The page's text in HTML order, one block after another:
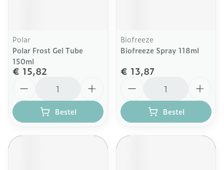
Polar
Polar Frost Gel Tube
150ml
€ 15,82
Bestel
Biofreeze
Biofreeze Spray 118ml
€ 13,87
Bestel